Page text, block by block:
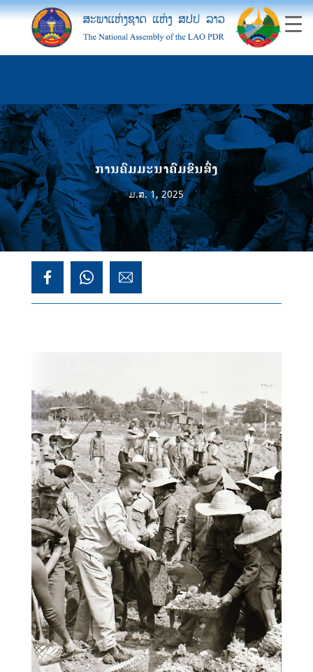
ການຄົມມະນາຄົມຂົນສົ່ງ
ມ.ສ. 1, 2025